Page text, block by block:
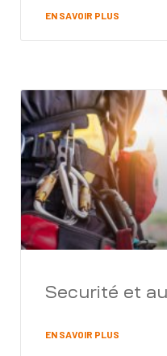
EN SAVOIR PLUS
Securité et
EN SAVOIR PLUS